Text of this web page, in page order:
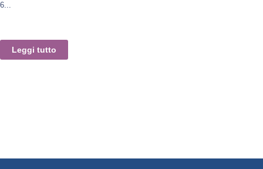
6...
Leggi tutto